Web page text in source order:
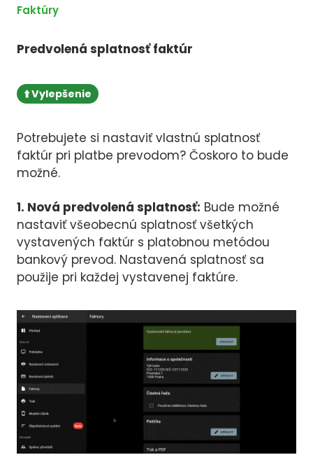
Faktúry
Predvolená splatnosť faktúr
⬆️ Vylepšenie
Potrebujete si nastaviť vlastnú splatnosť
faktúr pri platbe prevodom? Čoskoro to bude
možné.
1. Nová predvolená splatnosť: Bude možné
nastaviť všeobecnú splatnosť všetkých
vystavených faktúr s platobnou metódou
bankový prevod. Nastavená splatnosť sa
použije pri každej vystavenej faktúre.